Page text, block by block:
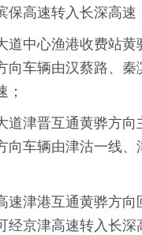
保高速转入长深高速
道中心渔港收费站黄
向车辆由汉蔡路、秦
；
道津晋互通黄骅方向
向车辆由津沽一线、
速津港互通黄骅方向
经京津高速转入长深